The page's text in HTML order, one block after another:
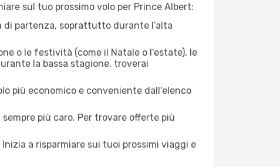
sul tuo prossimo volo per Prince Albert:
di partenza, soprattutto durante l’alta
o le festività (come il Natale o l'estate), le
la bassa stagione, troverai
più economico e conveniente dall'elenco
più caro. Per trovare offerte più
a risparmiare sui tuoi prossimi viaggi e